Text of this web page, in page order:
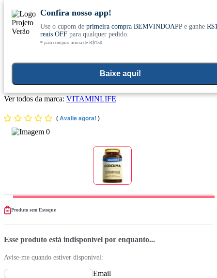
Conheça nosso site novo! E comemore com 0
Confira nosso app!
Use o cupom de primeira compra BEMVINDOAPPe ganhe
reais OFFpara qualquer pedido.
* para compras acima de R$150
Baixe aqui!
Cúrcuma (130mg) 60 Cápsulas - Vitaminlife
Ver todos da marca: VITAMINLIFE
(Avalie agora! )
Produto sem Estoque
Esse produto está indisponível por enquanto...
Avise-me quando estiver disponível:
Email